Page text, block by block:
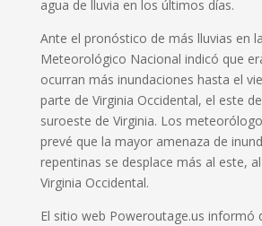
agua de lluvia en los últimos días.
Ante el pronóstico de más lluvias en
Meteorológico Nacional indicó que
ocurran más inundaciones hasta el
parte de Virginia Occidental, el este
suroeste de Virginia. Los
prevé que la mayor amenaza de
repentinas se desplace más al este,
Virginia Occidental.
El sitio web Poweroutage.us informó